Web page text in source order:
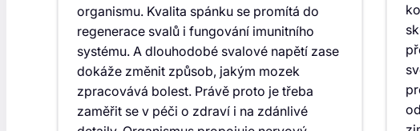
organismu. Kvalita spánku se promítá do
regenerace svalů i fungování imunitního
systému. A dlouhodobé svalové napětí zase
dokáže změnit způsob, jakým mozek
zpracovává bolest. Právě proto je třeba
zaměřit se v péči o zdraví i na zdánlivé